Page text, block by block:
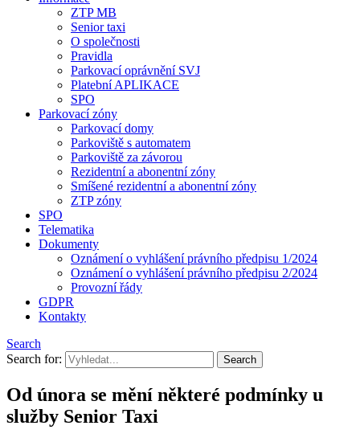
ZTP MB
Senior taxi
O společnosti
Pravidla
Parkovací oprávnění SVJ
Platební APLIKACE
SPO
Parkovací zóny
Parkovací domy
Parkoviště s automatem
Parkoviště za závorou
Rezidentní a abonentní zóny
Smíšené rezidentní a abonentní zóny
ZTP zóny
SPO
Telematika
Dokumenty
Oznámení o vyhlášení právního předpisu 1/2024
Oznámení o vyhlášení právního předpisu 2/2024
Provozní řády
GDPR
Kontakty
Search
Search for:
Od února se mění některé podmínky u
služby Senior Taxi